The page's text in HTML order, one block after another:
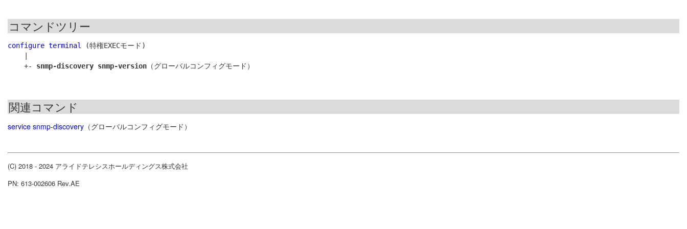
コマンドツリー
configure terminal
(特権EXECモード)
    +-
snmp-discovery snmp-version
関連コマンド
service snmp-discovery （グローバルコンフィグモード）
(C) 2018 - 2024 アライドテレシスホールディングス株式会社
PN: 613-002606 Rev.AE